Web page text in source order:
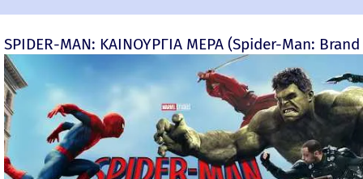
SPIDER-MAN: ΚΑΙΝΟΥΡΓΙΑ ΜΕΡΑ (Spider-Man: